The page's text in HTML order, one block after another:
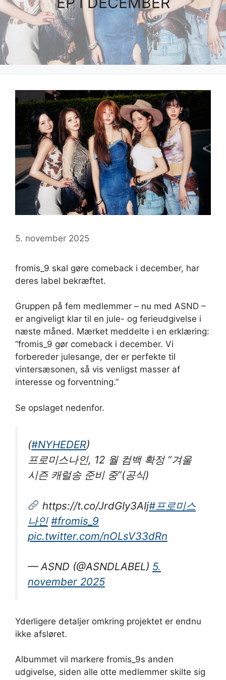
5. november 2025
fromis_9 skal gøre comeback i december, har
deres label bekræftet.
Gruppen på fem medlemmer – nu med ASND –
er angiveligt klar til en jule- og ferieudgivelse i
næste måned. Mærket meddelte i en erklæring:
“fromis_9 gør comeback i december. Vi
forbereder julesange, der er perfekte til
vintersæsonen, så vis venligst masser af
interesse og forventning.”
Se opslaget nedenfor.
(#NYHEDER)
프로미스나인, 12 월 컴백 확정 “겨울
시즌 캐럴송 준비 중”(공식)
https://t.co/JrdGIy3AIj#프로미스
나인 #fromis_9
pic.twitter.com/nOLsV33dRn
— ASND (@ASNDLABEL) 5.
november 2025
Yderligere detaljer omkring projektet er endnu
ikke afsløret.
Albummet vil markere fromis_9s anden
udgivelse, siden alle otte medlemmer skilte sig